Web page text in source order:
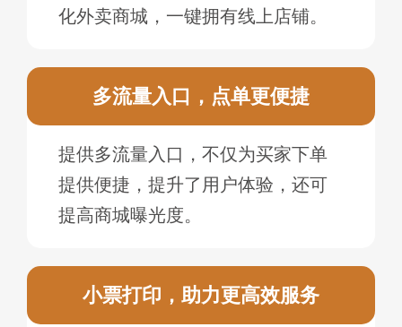
化外卖商城，一键拥有线上店铺。
多流量入口，点单更便捷
提供多流量入口，不仅为买家下单
提供便捷，提升了用户体验，还可
提高商城曝光度。
小票打印，助力更高效服务